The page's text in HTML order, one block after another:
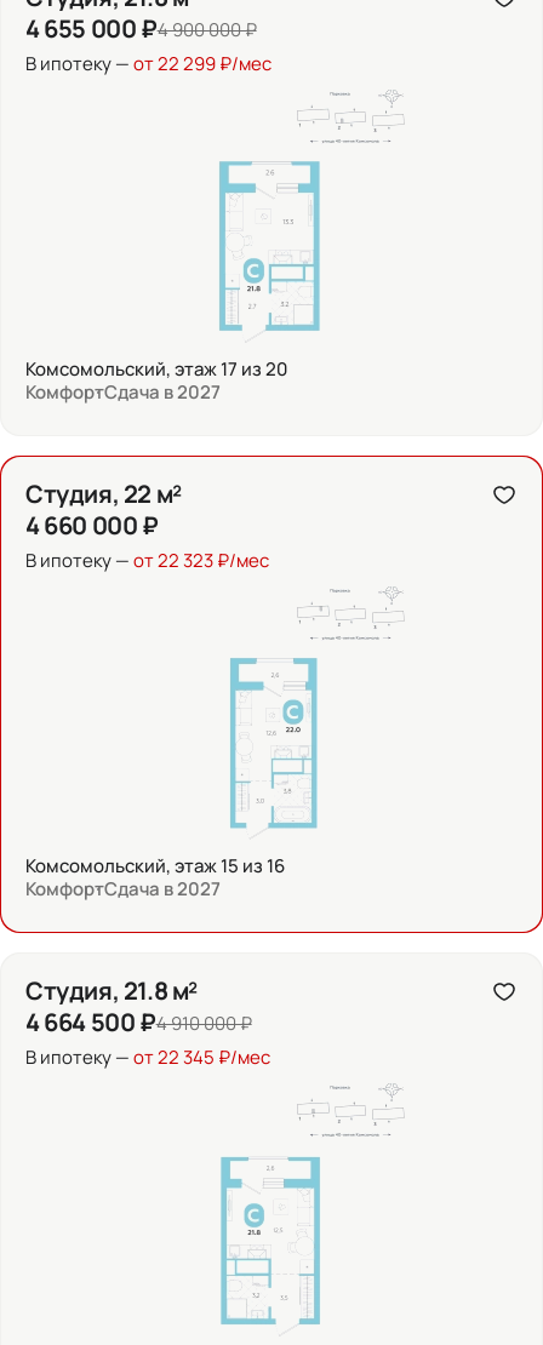
4 655 000 ₽4 900 000 ₽
В ипотеку —от 22 299 ₽/мес
Комсомольский, этаж 17 из 20
КомфортСдача в 2027
Студия, 22 м²
4 660 000 ₽
В ипотеку —от 22 323 ₽/мес
Комсомольский, этаж 15 из 16
КомфортСдача в 2027
Студия, 21.8 м²
4 664 500 ₽4 910 000 ₽
В ипотеку —от 22 345 ₽/мес